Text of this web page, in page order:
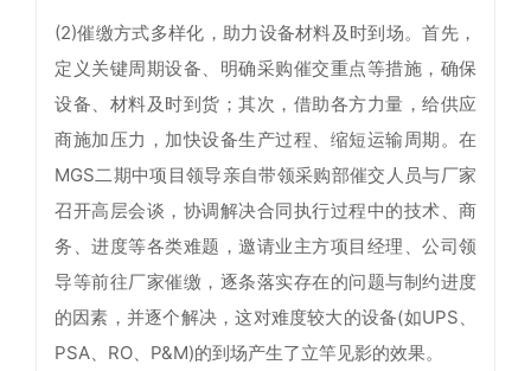
(2)催缴方式多样化，助力设备材料及时到场。首先，
定义关键周期设备、明确采购催交重点等措施，确保
设备、材料及时到货；其次，借助各方力量，给供应
商施加压力，加快设备生产过程、缩短运输周期。在
MGS二期中项目领导亲自带领采购部催交人员与厂家
召开高层会谈，协调解决合同执行过程中的技术、商
务、进度等各类难题，邀请业主方项目经理、公司领
导等前往厂家催缴，逐条落实存在的问题与制约进度
的因素，并逐个解决，这对难度较大的设备(如UPS、
PSA、RO、P&M)的到场产生了立竿见影的效果。